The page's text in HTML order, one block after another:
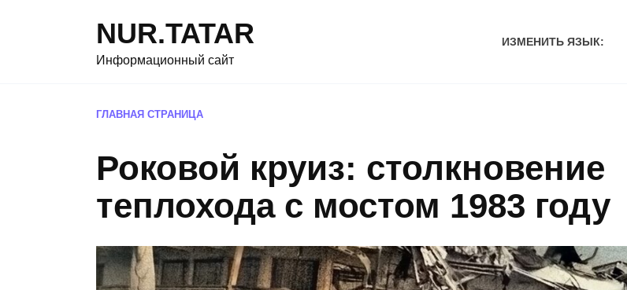
NUR.TATAR
Информационный сайт
ИЗМЕНИТЬ ЯЗЫК:
ГЛАВНАЯ СТРАНИЦА
Роковой круиз: столкновение
теплохода с мостом 1983 году